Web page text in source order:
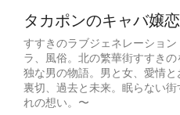
タカポンのキャバ嬢
すすきのラブジェネレーショ
ラ、風俗。北の繁華街すすき
独な男の物語。男と女、愛情
裏切、過去と未来。眠らない
れの想い。〜